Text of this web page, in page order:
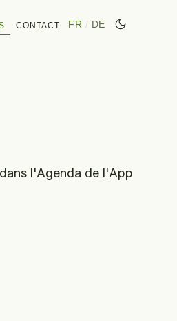
CONTACT FR / DE
l'Agenda de l'App